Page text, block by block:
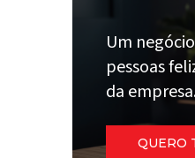
Um
pessoas
da
QUERO